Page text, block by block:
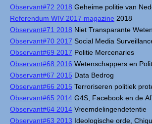
Observant#72 2018 Geheime politie van
Referendum WIV 2017 magazine 2018
Observant#71 2018 Niet Transparante
Observant#70 2017 Social Media
Observant#69 2017 Politie Mercenaries
Observant#68 2016 Wetenschappers en
Observant#67 2015 Data Bedrog
Observant#66 2015 Terroriseren politiek
Observant#65 2014 G4S, Facebook en de
Observant#64 2014 Vreemdelingendetentie
Observant#63 2013 Ideologische orde,